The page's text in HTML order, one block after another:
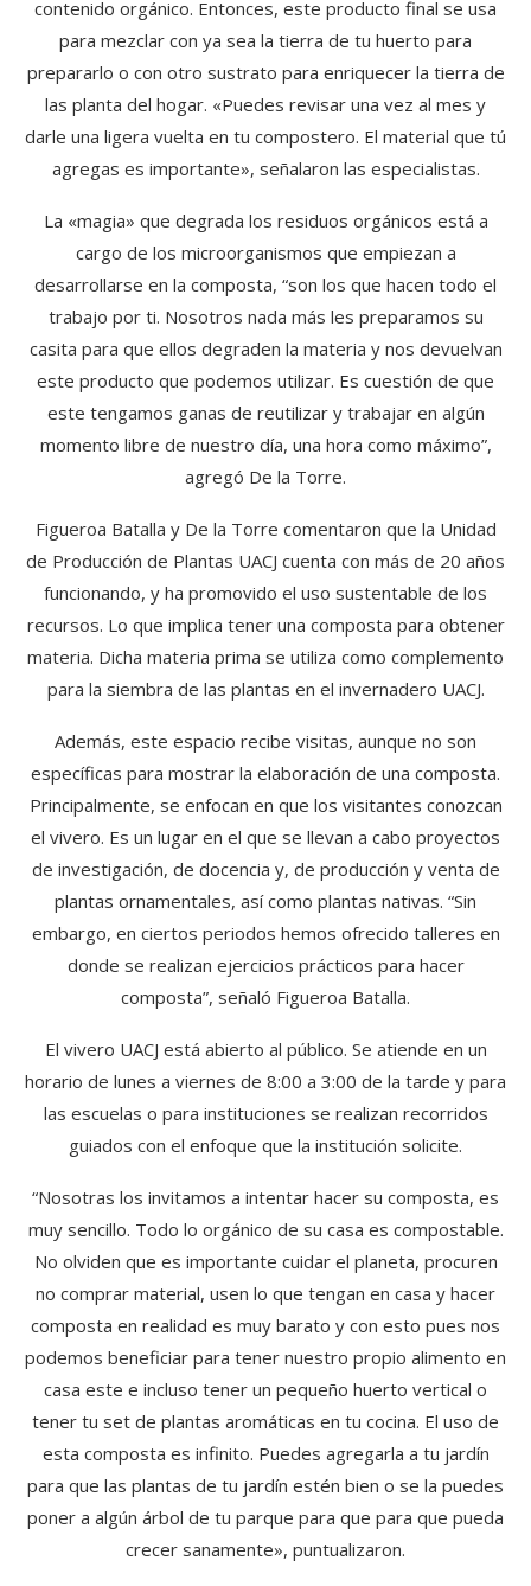
contenido orgánico. Entonces, este producto final se usa
para mezclar con ya sea la tierra de tu huerto para
prepararlo o con otro sustrato para enriquecer la tierra de
las planta del hogar. «Puedes revisar una vez al mes y
darle una ligera vuelta en tu compostero. El material que tú
agregas es importante», señalaron las especialistas.
La «magia» que degrada los residuos orgánicos está a
cargo de los microorganismos que empiezan a
desarrollarse en la composta, “son los que hacen todo el
trabajo por ti. Nosotros nada más les preparamos su
casita para que ellos degraden la materia y nos devuelvan
este producto que podemos utilizar. Es cuestión de que
este tengamos ganas de reutilizar y trabajar en algún
momento libre de nuestro día, una hora como máximo”,
agregó De la Torre.
Figueroa Batalla y De la Torre comentaron que la Unidad
de Producción de Plantas UACJ cuenta con más de 20 años
funcionando, y ha promovido el uso sustentable de los
recursos. Lo que implica tener una composta para obtener
materia. Dicha materia prima se utiliza como complemento
para la siembra de las plantas en el invernadero UACJ.
Además, este espacio recibe visitas, aunque no son
específicas para mostrar la elaboración de una composta.
Principalmente, se enfocan en que los visitantes conozcan
el vivero. Es un lugar en el que se llevan a cabo proyectos
de investigación, de docencia y, de producción y venta de
plantas ornamentales, así como plantas nativas. “Sin
embargo, en ciertos periodos hemos ofrecido talleres en
donde se realizan ejercicios prácticos para hacer
composta”, señaló Figueroa Batalla.
El vivero UACJ está abierto al público. Se atiende en un
horario de lunes a viernes de 8:00 a 3:00 de la tarde y para
las escuelas o para instituciones se realizan recorridos
guiados con el enfoque que la institución solicite.
“Nosotras los invitamos a intentar hacer su composta, es
muy sencillo. Todo lo orgánico de su casa es compostable.
No olviden que es importante cuidar el planeta, procuren
no comprar material, usen lo que tengan en casa y hacer
composta en realidad es muy barato y con esto pues nos
podemos beneficiar para tener nuestro propio alimento en
casa este e incluso tener un pequeño huerto vertical o
tener tu set de plantas aromáticas en tu cocina. El uso de
esta composta es infinito. Puedes agregarla a tu jardín
para que las plantas de tu jardín estén bien o se la puedes
poner a algún árbol de tu parque para que para que pueda
crecer sanamente», puntualizaron.